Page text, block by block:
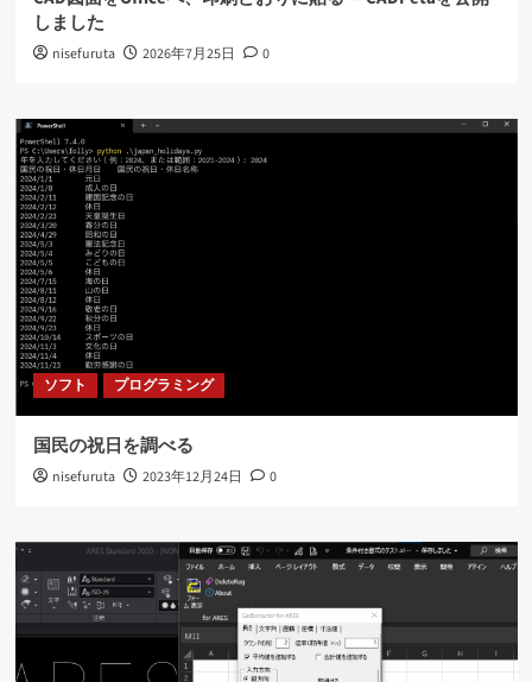
しました
nisefuruta 2026年7月25日 0
ソフト プログラミング
国民の祝日を調べる
nisefuruta 2023年12月24日 0